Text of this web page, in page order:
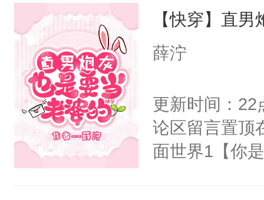
小白莲：“嘤
胡说，我没碰
不愧是大佬，
悉，嗷？这不
可以先看仙帝
他说：【您
年，存活下
再说一遍。】
子嗣）。盘
孤独成性，被
嘴硬心软、宠
他才发现：他
氓，本体是全
来想逗逗人类
【快穿】直
薛泞
更新时间：22
论区留言置顶
面世界1【你